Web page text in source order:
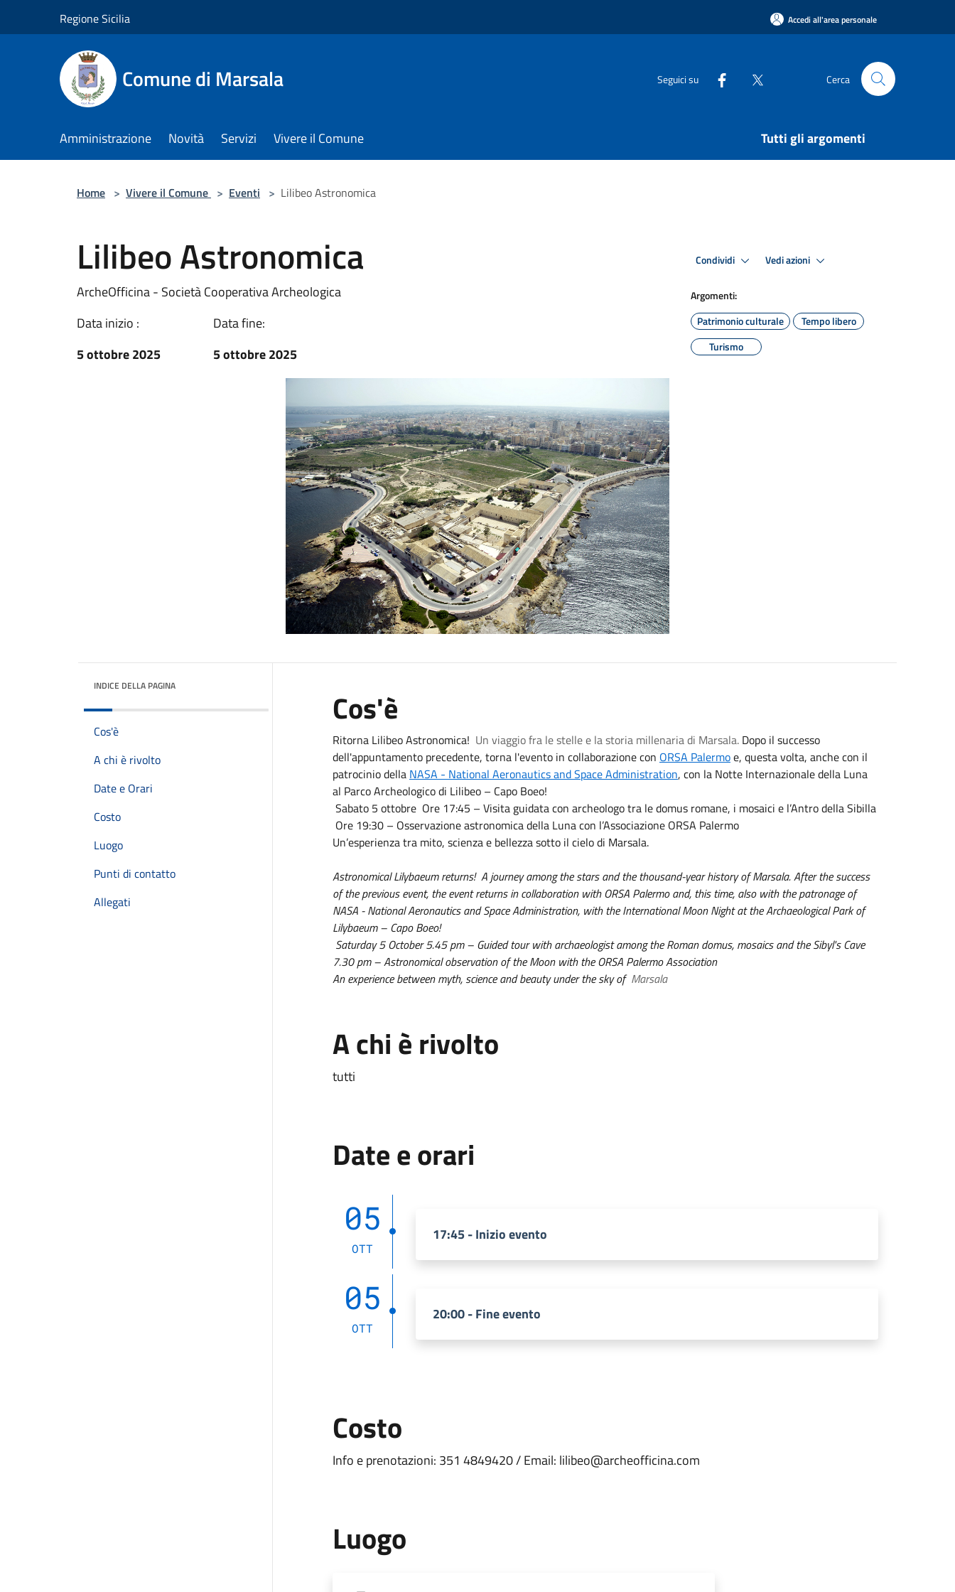
Regione Sicilia Accedi all'area personale
Comune di Marsala Seguici su Cerca
Amministrazione Novità Servizi Vivere il Comune Tutti gli argomenti
Home > Vivere il Comune > Eventi > Lilibeo Astronomica
Lilibeo Astronomica
ArcheOfficina - Società Cooperativa Archeologica
Data inizio :
5 ottobre 2025
Data fine:
5 ottobre 2025
Condividi Vedi azioni
Argomenti:
Patrimonio culturale
Tempo libero
Turismo
INDICE DELLA PAGINA
Cos'è
A chi è rivolto
Date e Orari
Costo
Luogo
Punti di contatto
Allegati
Cos'è
Ritorna Lilibeo Astronomica! Un viaggio fra le stelle e la storia millenaria di Marsala. Dopo il successo
dell'appuntamento precedente, torna l'evento in collaborazione con ORSA Palermoe, questa volta, anche con il
patrocinio della NASA - National Aeronautics and Space Administration, con la Notte Internazionale della Luna
al Parco Archeologico di Lilibeo – Capo Boeo!
Sabato 5 ottobre Ore 17:45 – Visita guidata con archeologo tra le domus romane, i mosaici e l’Antro della Sibilla
Ore 19:30 – Osservazione astronomica della Luna con l’Associazione ORSA Palermo
Un’esperienza tra mito, scienza e bellezza sotto il cielo di Marsala.
Astronomical Lilybaeum returns! A journey among the stars and the thousand-year history of Marsala. After the success
of the previous event, the event returns in collaboration with ORSA Palermo and, this time, also with the patronage of
NASA - National Aeronautics and Space Administration, with the International Moon Night at the Archaeological Park of
Lilybaeum – Capo Boeo!
Saturday 5 October 5.45 pm – Guided tour with archaeologist among the Roman domus, mosaics and the Sibyl's Cave
7.30 pm – Astronomical observation of the Moon with the ORSA Palermo Association
An experience between myth, science and beauty under the sky of Marsala
A chi è rivolto
tutti
Date e orari
05
OTT
17:45 - Inizio evento
05
OTT
20:00 - Fine evento
Costo
Info e prenotazioni: 351 4849420 / Email: lilibeo@archeofficina.com
Luogo